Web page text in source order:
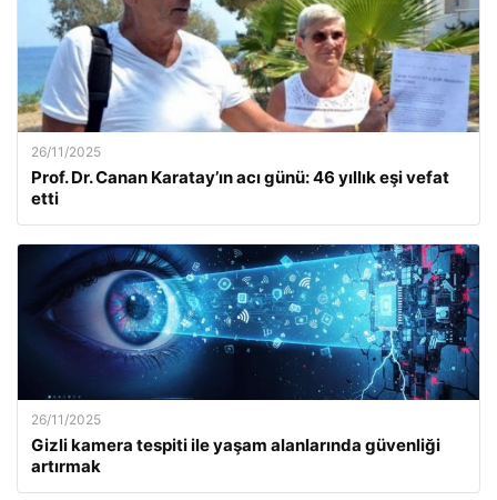
26/11/2025
Prof. Dr. Canan Karatay’ın acı günü: 46 yıllık eşi vefat
etti
26/11/2025
Gizli kamera tespiti ile yaşam alanlarında güvenliği
artırmak